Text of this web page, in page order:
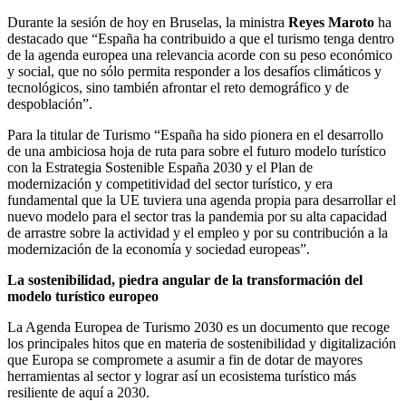
Durante la sesión de hoy en Bruselas, la ministra Reyes Maroto ha
destacado que “España ha contribuido a que el turismo tenga dentro
de la agenda europea una relevancia acorde con su peso económico
y social, que no sólo permita responder a los desafíos climáticos y
tecnológicos, sino también afrontar el reto demográfico y de
despoblación”.
Para la titular de Turismo “España ha sido pionera en el desarrollo
de una ambiciosa hoja de ruta para sobre el futuro modelo turístico
con la Estrategia Sostenible España 2030 y el Plan de
modernización y competitividad del sector turístico, y era
fundamental que la UE tuviera una agenda propia para desarrollar el
nuevo modelo para el sector tras la pandemia por su alta capacidad
de arrastre sobre la actividad y el empleo y por su contribución a la
modernización de la economía y sociedad europeas”.
La sostenibilidad, piedra angular de la transformación del
modelo turístico europeo
La Agenda Europea de Turismo 2030 es un documento que recoge
los principales hitos que en materia de sostenibilidad y digitalización
que Europa se compromete a asumir a fin de dotar de mayores
herramientas al sector y lograr así un ecosistema turístico más
resiliente de aquí a 2030.